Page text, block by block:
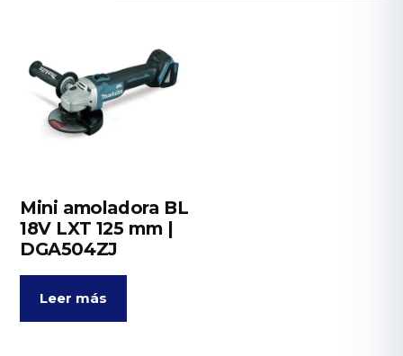
Mini amoladora BL
18V LXT 125 mm |
DGA504ZJ
Leer más